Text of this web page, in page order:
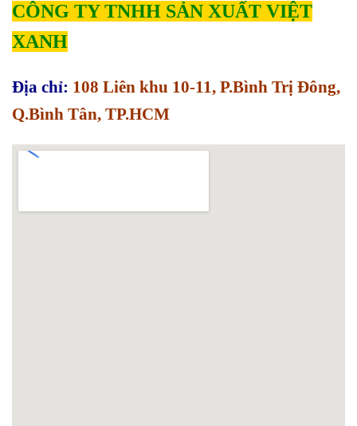
CÔNG TY TNHH SẢN XUẤT VIỆT
XANH
Địa chỉ: 108 Liên khu 10-11, P.Bình Trị Đông,
Q.Bình Tân, TP.HCM